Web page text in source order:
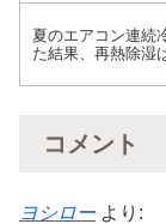
夏のエアコン連続
た結果、再熱除湿
コメント
ヨシロー より: